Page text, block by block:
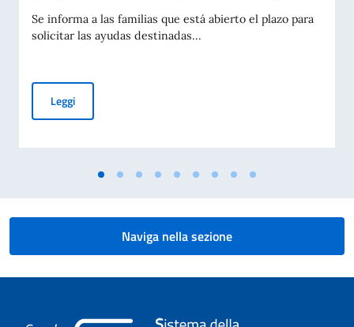
Se informa a las familias que está abierto el plazo para
solicitar las ayudas destinadas...
LeggiAyudas para alumnos con necesidades específicas de
Naviga nella sezione